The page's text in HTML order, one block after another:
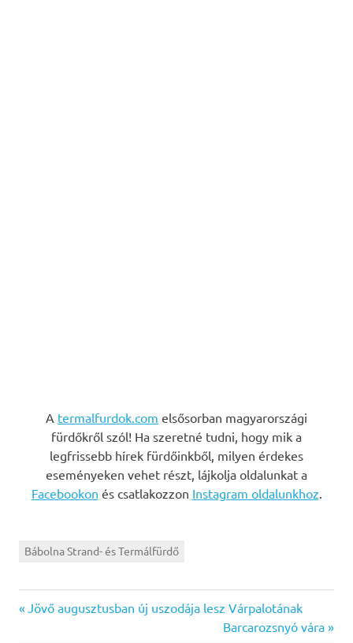
A termalfurdok.com elsősorban magyarországi
fürdőkről szól! Ha szeretné tudni, hogy mik a
legfrissebb hírek fürdőinkből, milyen érdekes
eseményeken vehet részt, lájkolja oldalunkat a
Facebookon és csatlakozzon Instagram oldalunkhoz.
Bábolna Strand- és Termálfürdő
Bejegyzés
Previous
Jövő augusztusban új uszodája lesz Várpalotának
Next
Barcarozsnyó vára